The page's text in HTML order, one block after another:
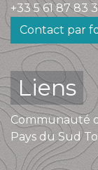
+33 5 61 87 83
Contact par
Liens
Communauté
Pays du Sud